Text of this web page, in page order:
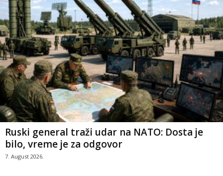
Ruski general traži udar na NATO: Dosta je
bilo, vreme je za odgovor
7. August 2026.